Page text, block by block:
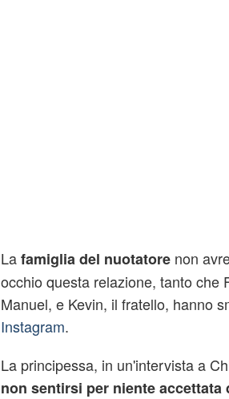
Lafamiglia del nuotatorenon
occhio questa relazione, tanto che
Manuel, e Kevin, il fratello, hanno
Instagram.
La principessa, in un'intervista a
non sentirsi per niente accettata